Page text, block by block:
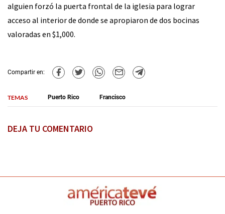
alguien forzó la puerta frontal de la iglesia para lograr
acceso al interior de donde se apropiaron de dos bocinas
valoradas en $1,000.
Compartir en:
TEMAS Puerto Rico Francisco
DEJA TU COMENTARIO